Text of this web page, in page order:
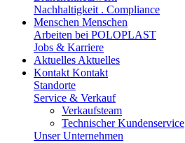
Nachhaltigkeit . Compliance
Menschen Menschen
Arbeiten bei POLOPLAST
Jobs & Karriere
Aktuelles Aktuelles
Kontakt Kontakt
Standorte
Service & Verkauf
Verkaufsteam
Technischer Kundenservice
Unser Unternehmen